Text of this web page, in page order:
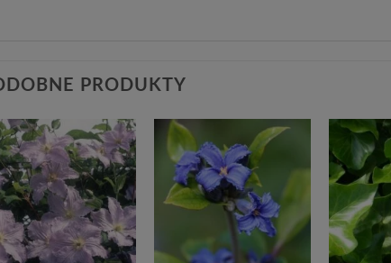
PRODUKTY
Dodaj
do
listy
życzeń
życzeń